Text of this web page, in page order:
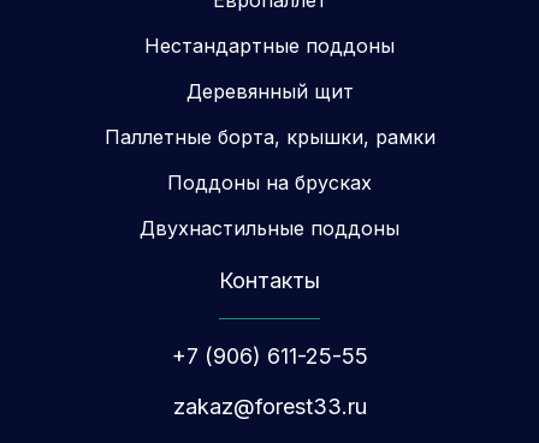
Нестандартные поддоны
Деревянный щит
Паллетные борта, крышки, рамки
Поддоны на брусках
Двухнастильные поддоны
Контакты
+7 (906) 611-25-55
zakaz@forest33.ru